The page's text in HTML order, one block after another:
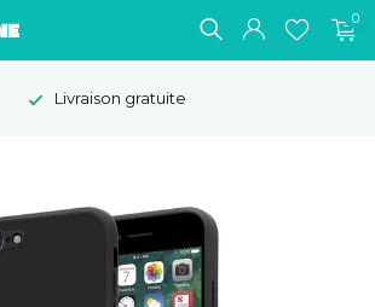
0
Livraison gratuite